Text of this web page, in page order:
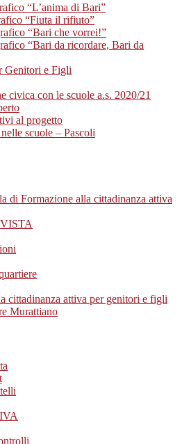
“L’anima di Bari”
“Fiuta il rifiuto”
“Bari che vorrei!”
“Bari da ricordare, Bari da
Genitori e Figli
civica con le scuole a.s. 2020/21
al progetto
scuole – Pascoli
di Formazione alla cittadinanza attiva
cittadinanza attiva per genitori e figli
Murattiano